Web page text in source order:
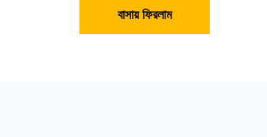
বাসায় ফিরলাম